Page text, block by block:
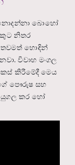
බොහෝ
නිතර
තවමත් හොඳින්
විවාහ මංගල
කිරීමේදී මෙය
පෞරුෂ සහ
යුගල කර හෝ